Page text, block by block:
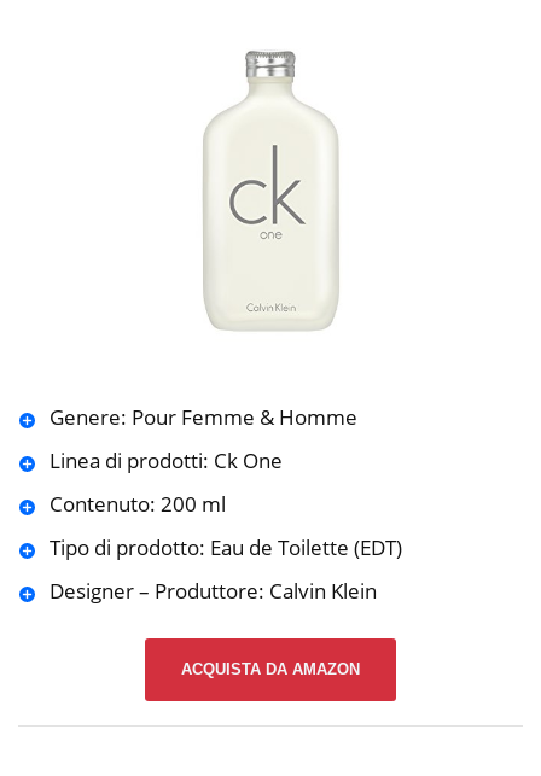
Genere: Pour Femme & Homme
Linea di prodotti: Ck One
Contenuto: 200 ml
Tipo di prodotto: Eau de Toilette (EDT)
Designer – Produttore: Calvin Klein
ACQUISTA DA AMAZON